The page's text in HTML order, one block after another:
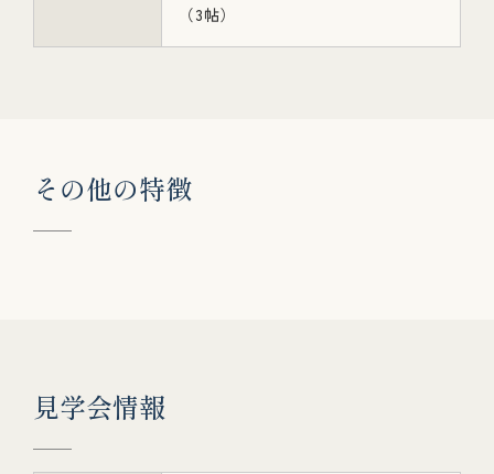
（3帖）
その他の特徴
見学会情報